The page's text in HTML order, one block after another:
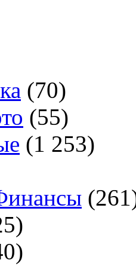
(70)
(55)
(1 253)